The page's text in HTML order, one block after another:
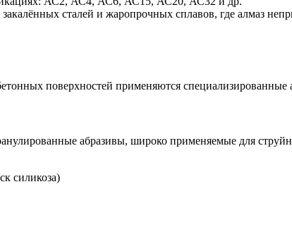
сталей и жаропрочных сплавов, где алмаз
поверхностей применяются
абразивы, широко применяемые для
силикоза)